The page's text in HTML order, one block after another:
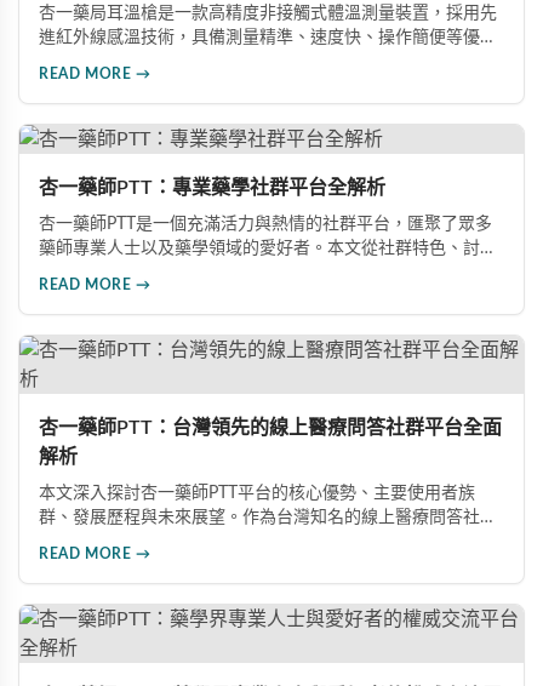
杏一藥局耳溫槍是一款高精度非接觸式體溫測量裝置，採用先
進紅外線感溫技術，具備測量精準、速度快、操作簡便等優
READ MORE →
杏一藥師PTT：專業藥學社群平台全解析
杏一藥師PTT是一個充滿活力與熱情的社群平台，匯聚了眾多
藥師專業人士以及藥學領域的愛好者。本文從社群特色、討論
READ MORE →
杏一藥師PTT：台灣領先的線上醫療問答社群平台全面
解析
本文深入探討杏一藥師PTT平台的核心優勢、主要使用者族
群、發展歷程與未來展望。作為台灣知名的線上醫療問答社
READ MORE →